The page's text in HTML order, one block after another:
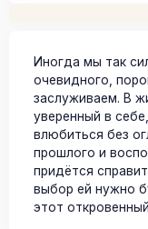
Иногда мы так
очевидного,
заслуживаем. В
уверенный в
влюбиться без
прошлого и
придётся
выбор ей нужно
этот